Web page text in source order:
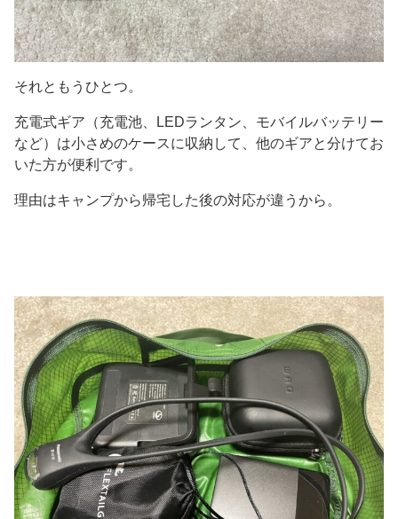
それともうひとつ。
充電式ギア（充電池、LEDランタン、モバイルバッテリー
など）は小さめのケースに収納して、他のギアと分けてお
いた方が便利です。
理由はキャンプから帰宅した後の対応が違うから。